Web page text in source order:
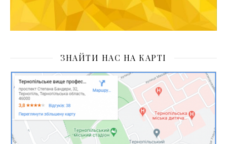
ЗНАЙТИ НАС НА КАРТІ